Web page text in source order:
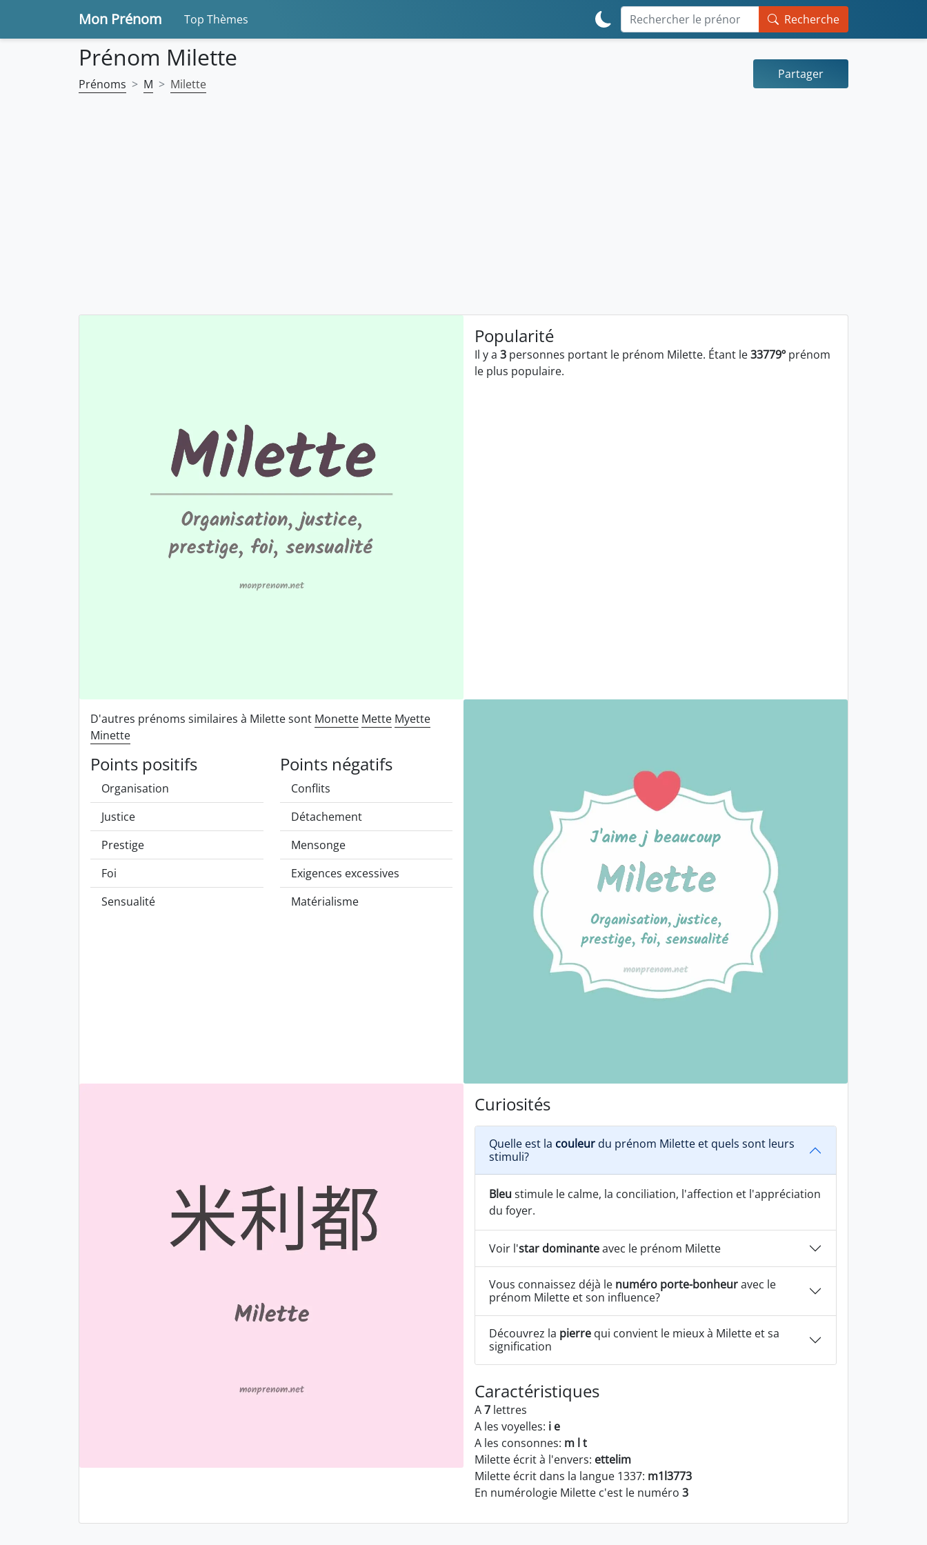
Mon Prénom Top Thèmes Recherche
Prénom Milette
Prénoms M Milette
Partager
Popularité
Il y a 3 personnes portant le prénom Milette. Étant le33779º prénom
le plus populaire.
D'autres prénoms similaires à Milette sont Monette Mette Myette
Minette
Points positifs
Organisation
Justice
Prestige
Foi
Sensualité
Points négatifs
Conflits
Détachement
Mensonge
Exigences excessives
Matérialisme
Curiosités
Quelle est la couleur du prénom Milette et quels sont leurs
stimuli?
Bleu stimule le calme, la conciliation, l'affection et l'appréciation
du foyer.
Voir l'star dominanteavec le prénom Milette
Vous connaissez déjà le numéro porte-bonheuravec le
prénom Milette et son influence?
Découvrez la pierre qui convient le mieux à Milette et sa
signification
Caractéristiques
A7 lettres
A les voyelles: i e
A les consonnes: m l t
Milette écrit à l'envers: ettelim
Milette écrit dans la langue 1337: m1l3773
En numérologie Milette c'est le numéro 3